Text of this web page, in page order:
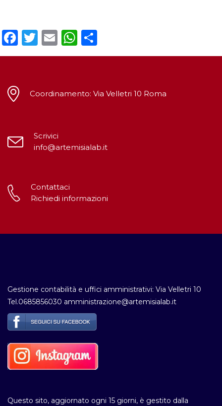
Facebook
Twitter
EmailWhatsApp
Coordinamento: Via Velletri 10 Roma
Scrivici
info@artemisialab.it
Contattaci
Richiedi informazioni
Gestione contabilità e uffici amministrativi: Via Velletri 10
Tel.0685856030 amministrazione@artemisialab.it
Questo sito, aggiornato ogni 15 giorni, è gestito dalla